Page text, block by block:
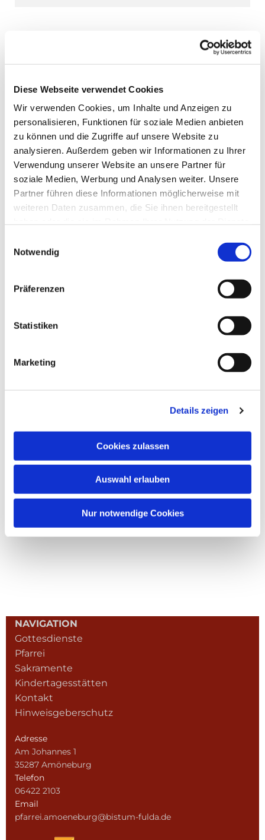
Diese Webseite verwendet Cookies
Wir verwenden Cookies, um Inhalte und Anzeigen zu
personalisieren, Funktionen für soziale Medien anbieten
zu können und die Zugriffe auf unsere Website zu
analysieren. Außerdem geben wir Informationen zu Ihrer
Verwendung unserer Website an unsere Partner für
soziale Medien, Werbung und Analysen weiter. Unsere
Partner führen diese Informationen möglicherweise mit
weiteren Daten zusammen, die Sie ihnen bereitgestellt
Notwendig
Präferenzen
Statistiken
Marketing
Details zeigen
Cookies zulassen
Auswahl erlauben
Nur notwendige Cookies
NAVIGATION
Gottesdienste
Pfarrei
Sakramente
Kindertagesstätten
Kontakt
Hinweisgeberschutz
Adresse
Am Johannes 1
35287 Amöneburg
Telefon
06422 2103
Email
pfarrei.amoeneburg@bistum-fulda.de